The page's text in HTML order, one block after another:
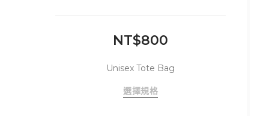
NT$800
Unisex Tote Bag
選擇規格
產